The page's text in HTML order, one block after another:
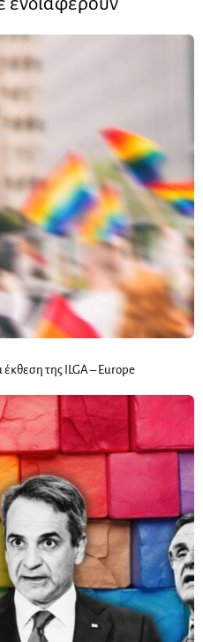
έκθεση της ILGA – Europe